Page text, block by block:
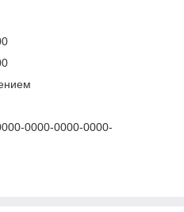
0000-0000-0000-